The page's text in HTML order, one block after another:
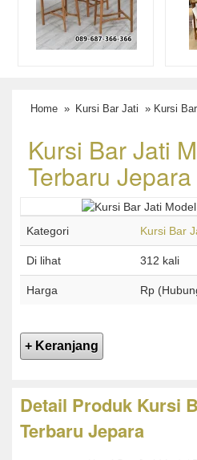
Home » Kursi Bar Jati » Kursi
Kursi Bar Jati
Terbaru Jepara
Kategori Kursi Bar
Di lihat 312 kali
Harga Rp
Detail Produk Kursi
Terbaru Jepara